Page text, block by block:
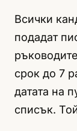
Всички
подадат
срок до 7
датата на
списък.